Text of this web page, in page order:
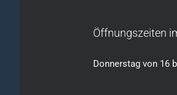
Öffnungszeiten
Donnerstag von 16